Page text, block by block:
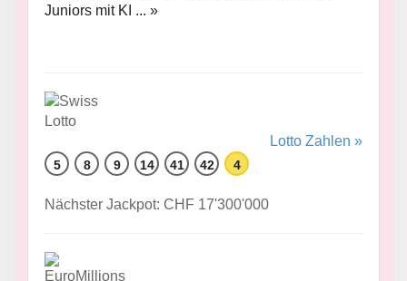
Juniors mit KI ... »
Lotto Zahlen »
5 8 9 14 41 42 4
Nächster Jackpot: CHF 17'300'000